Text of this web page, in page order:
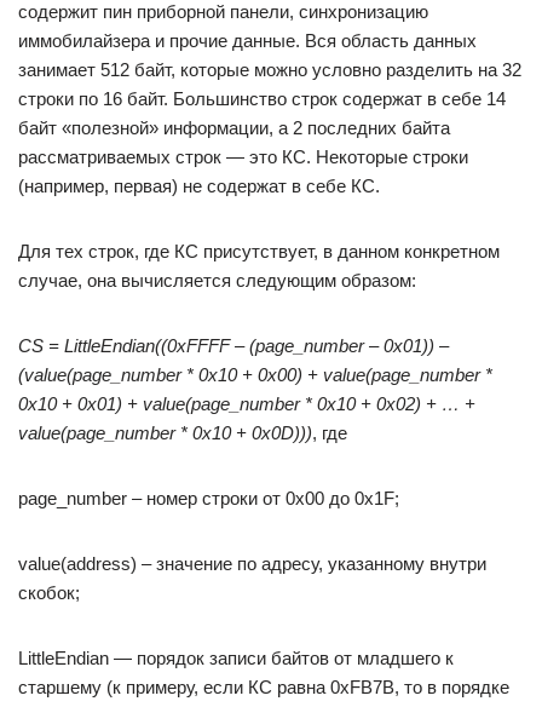
содержит пин приборной панели, синхронизацию
иммобилайзера и прочие данные. Вся область данных
занимает 512 байт, которые можно условно разделить на 32
строки по 16 байт. Большинство строк содержат в себе 14
байт «полезной» информации, а 2 последних байта
рассматриваемых строк — это КС. Некоторые строки
(например, первая) не содержат в себе КС.
Для тех строк, где КС присутствует, в данном конкретном
случае, она вычисляется следующим образом:
CS = LittleEndian((0xFFFF – (page_number – 0x01)) –
(value(page_number * 0x10 + 0x00) + value(page_number *
0x10 + 0x01) + value(page_number * 0x10 + 0x02) + … +
value(page_number * 0x10 + 0x0D))), где
page_number – номер строки от 0x00 до 0x1F;
value(address) – значение по адресу, указанному внутри
скобок;
LittleEndian — порядок записи байтов от младшего к
старшему (к примеру, если КС равна 0xFB7B, то в порядке